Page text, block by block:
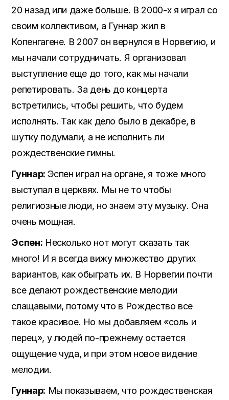
20 назад или даже больше. В 2000-х я играл со
своим коллективом, а Гуннар жил в
Копенгагене. В 2007 он вернулся в Норвегию, и
мы начали сотрудничать. Я организовал
выступление еще до того, как мы начали
репетировать. За день до концерта
встретились, чтобы решить, что будем
исполнять. Так как дело было в декабре, в
шутку подумали, а не исполнить ли
рождественские гимны.
Гуннар: Эспен играл на органе, я тоже много
выступал в церквях. Мы не то чтобы
религиозные люди, но знаем эту музыку. Она
очень мощная.
Эспен: Несколько нот могут сказать так
много! И я всегда вижу множество других
вариантов, как обыграть их. В Норвегии почти
все делают рождественские мелодии
слащавыми, потому что в Рождество все
такое красивое. Но мы добавляем «соль и
перец», у людей по-прежнему остается
ощущение чуда, и при этом новое видение
мелодии.
Гуннар: Мы показываем, что рождественская